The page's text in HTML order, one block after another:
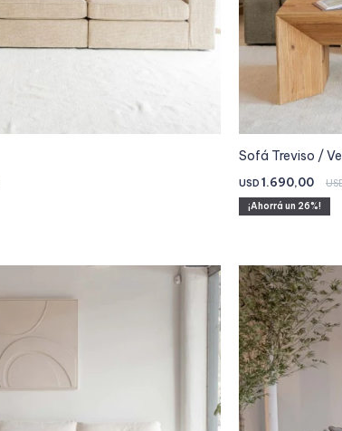
Sofá Treviso /
USD 1.690,00
26